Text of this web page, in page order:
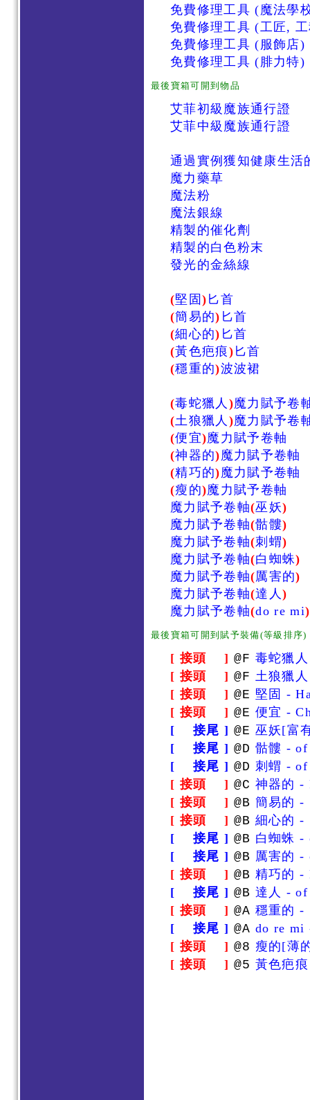
免費修理工具 (魔法學
免費修理工具 (工匠,
免費修理工具 (服飾店)
免費修理工具 (腓力特)
最後寶箱可開到物品
艾菲初級魔族通行證
艾菲中級魔族通行證
通過實例獲知健康生活
魔力藥草
魔法粉
魔法銀線
精製的催化劑
精製的白色粉末
發光的金絲線
(堅固) 匕首
(簡易的) 匕首
(細心的) 匕首
(黃色疤痕) 匕首
(穩重的)波波裙
(毒蛇獵人 )魔力賦予卷
(土狼獵人 )魔力賦予卷
(便宜)魔力賦予卷軸
(神器的)魔力賦予卷軸
(精巧的)魔力賦予卷軸
(瘦的)魔力賦予卷軸
魔力賦予卷軸(巫妖)
魔力賦予卷軸(骷髏)
魔力賦予卷軸(刺蝟)
魔力賦予卷軸(白蜘蛛)
魔力賦予卷軸(厲害的)
魔力賦予卷軸(達人)
魔力賦予卷軸(do re mi)
最後寶箱可開到賦予裝備(等級排序)
[ 接頭 ] @F 毒蛇獵
[ 接頭 ] @F 土狼獵
[ 接頭 ] @E 堅固 -
[ 接頭 ] @E 便宜 -
[ 接尾 ] @E 巫妖[富
[ 接尾 ] @D 骷髏 - of
[ 接尾 ] @D 刺蝟 - of
[ 接頭 ] @C 神器的 -
[ 接頭 ] @B 簡易的 -
[ 接頭 ] @B 細心的 -
[ 接尾 ] @B 白蜘蛛 -
[ 接尾 ] @B 厲害的 -
[ 接頭 ] @B 精巧的 -
[ 接尾 ] @B 達人 -
[ 接頭 ] @A 穩重的 -
[ 接尾 ] @A do re mi
[ 接頭 ] @8 瘦的[薄
[ 接頭 ] @5 黃色疤